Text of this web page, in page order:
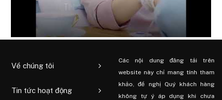
Về chúng tôi
Tin tức hoạt động
Các nội dung đăng tải trên
website này chỉ mang tính tham
khảo, đề nghị Quý khách hàng
không tự ý áp dụng khi chưa